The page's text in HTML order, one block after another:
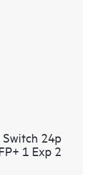
Switch 24p
1 Exp 2